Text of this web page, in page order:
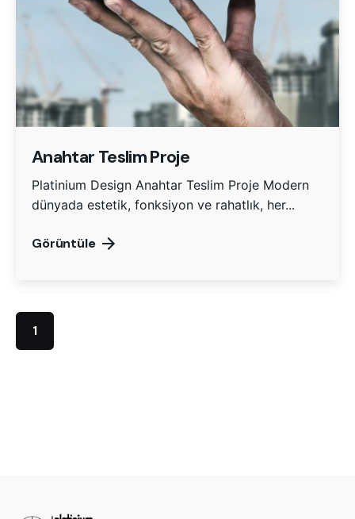
Anahtar Teslim Proje
Platinium Design Anahtar Teslim Proje Modern
dünyada estetik, fonksiyon ve rahatlık, her...
Görüntüle
1